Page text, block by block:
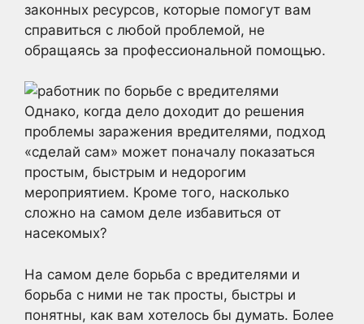
законных ресурсов, которые помогут вам
справиться с любой проблемой, не
обращаясь за профессиональной помощью.
Однако, когда дело доходит до решения
проблемы заражения вредителями, подход
«сделай сам» может поначалу показаться
простым, быстрым и недорогим
мероприятием. Кроме того, насколько
сложно на самом деле избавиться от
насекомых?
На самом деле борьба с вредителями и
борьба с ними не так просты, быстры и
понятны, как вам хотелось бы думать. Более